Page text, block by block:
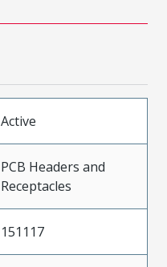
Active
PCB Headers and
Receptacles
151117